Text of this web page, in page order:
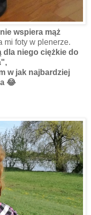
wspiera mąż
mi foty w plenerze.
dla niego ciężkie do
w jak najbardziej
😂